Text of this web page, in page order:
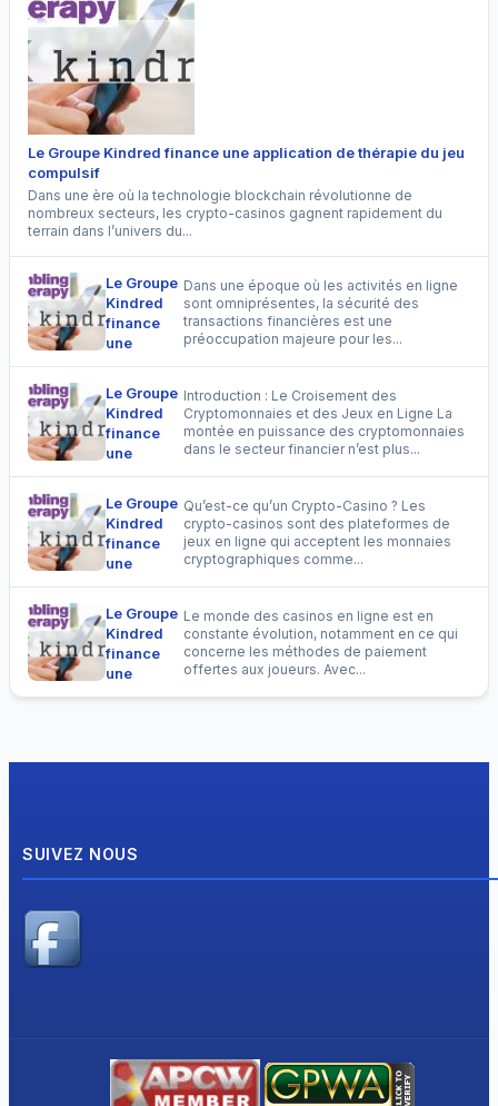
Le Groupe Kindred finance une application de thérapie du jeu
compulsif
Dans une ère où la technologie blockchain révolutionne de
nombreux secteurs, les crypto-casinos gagnent rapidement du
terrain dans l’univers du...
Le Groupe
Kindred
finance
une
application
thérapie
du jeu
compulsif
Dans une époque où les activités en ligne
sont omniprésentes, la sécurité des
transactions financières est une
préoccupation majeure pour les...
Le Groupe
Kindred
finance
une
application
thérapie
du jeu
compulsif
Introduction : Le Croisement des
Cryptomonnaies et des Jeux en Ligne La
montée en puissance des cryptomonnaies
dans le secteur financier n’est plus...
Le Groupe
Kindred
finance
une
application
thérapie
du jeu
compulsif
Qu’est-ce qu’un Crypto-Casino ? Les
crypto-casinos sont des plateformes de
jeux en ligne qui acceptent les monnaies
cryptographiques comme...
Le Groupe
Kindred
finance
une
application
Le monde des casinos en ligne est en
constante évolution, notamment en ce qui
concerne les méthodes de paiement
offertes aux joueurs. Avec...
SUIVEZ NOUS